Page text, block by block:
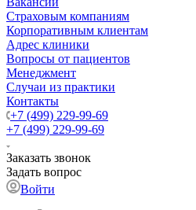
Страховым компаниям
Корпоративным клиентам
Адрес клиники
Вопросы от пациентов
Менеджмент
Случаи из практики
Контакты
+7 (499) 229-99-69
+7 (499) 229-99-69
Заказать звонок
Задать вопрос
Войти